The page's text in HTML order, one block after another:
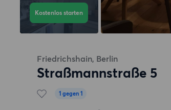
Kostenlos starten
Friedrichshain, Berlin
Straßmannstraße 5
1 gegen 1